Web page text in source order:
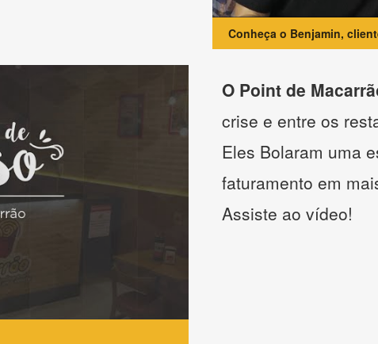
Conheça o Benjamin,
O Point de
crise e entre os
Eles Bolaram uma
faturamento em
Assiste ao vídeo!